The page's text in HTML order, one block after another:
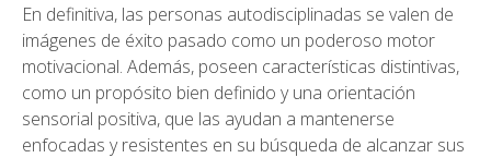
En definitiva, las personas autodisciplinadas se valen de
imágenes de éxito pasado como un poderoso motor
motivacional. Además, poseen características distintivas,
como un propósito bien definido y una orientación
sensorial positiva, que las ayudan a mantenerse
enfocadas y resistentes en su búsqueda de alcanzar sus